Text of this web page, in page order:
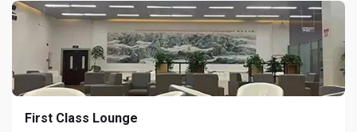
First Class Lounge